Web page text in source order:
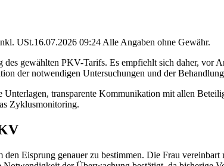
USt.16.07.2026 09:24 Alle Angaben ohne Gewähr.
gewählten PKV-Tarifs. Es empfiehlt sich daher, vor
der notwendigen Untersuchungen und der
transparente Kommunikation mit allen
Zyklusmonitoring.
Eisprung genauer zu bestimmen. Die Frau vereinbart